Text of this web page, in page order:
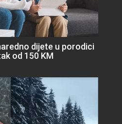
dijete u porodici
od 150 KM